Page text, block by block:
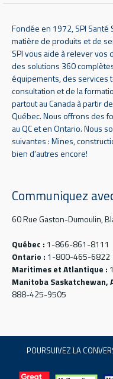
Fondée en 1972, SPI
matière de produits et de
SPI vous aide à relever vos
des solutions 360
équipements, des services
consultation et de la
partout au Canada à partir
Québec. Nous offrons des
au QC et en Ontario. Nous
suivantes : Mines,
bien d'autres encore!
Communiquez
60 Rue Gaston-Dumoulin,
Québec : 1-866-861-8111
Ontario : 1-800-465-6822
Maritimes et Atlantique :
Manitoba Saskatchewan,
888-425-9505
POURSUIVEZ LA